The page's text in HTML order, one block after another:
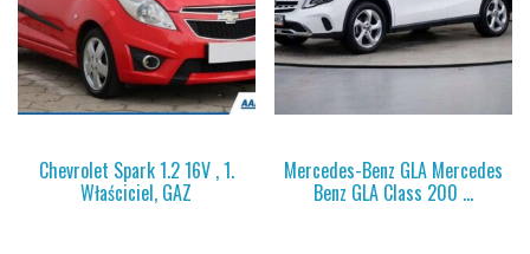
Chevrolet Spark 1.2 16V , 1.
Właściciel, GAZ
Mercedes-Benz GLA Mercedes
Benz GLA Class 200 …